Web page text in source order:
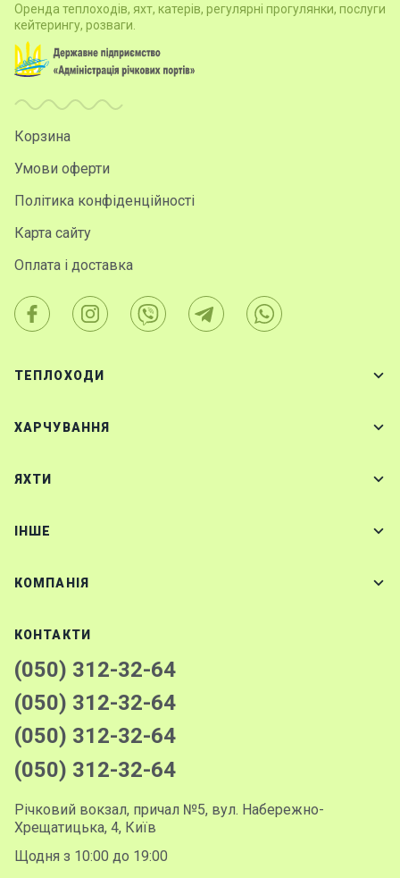
Оренда теплоходів, яхт, катерів, регулярні прогулянки, послуги
кейтерингу, розваги.
Корзина
Умови оферти
Політика конфіденційності
Карта сайту
Оплата і доставка
ТЕПЛОХОДИ
ХАРЧУВАННЯ
ЯХТИ
IНШЕ
КОМПАНІЯ
КОНТАКТИ
(050) 312-32-64
(050) 312-32-64
(050) 312-32-64
(050) 312-32-64
Річковий вокзал, причал №5, вул. Набережно-
Хрещатицька, 4, Київ
Щодня з 10:00 до 19:00